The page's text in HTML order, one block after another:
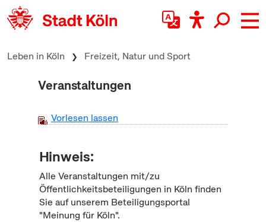
zum Inhalt springen
Leben in Köln Freizeit, Natur und Sport
Veranstaltungen
Vorlesen lassen
Hinweis:
Alle Veranstaltungen mit/zu
Öffentlichkeitsbeteiligungen in Köln finden
Sie auf unserem Beteiligungsportal
"Meinung für Köln".